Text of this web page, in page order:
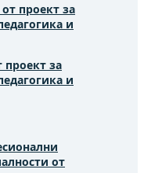
проект за
и
проект за
и
от